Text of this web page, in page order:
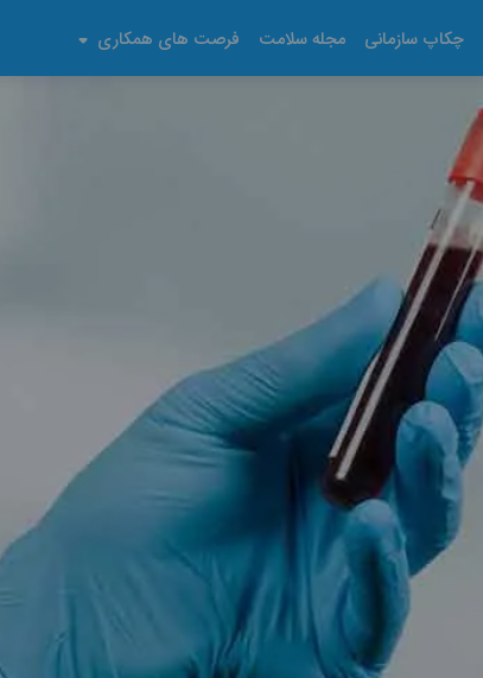
چکاپ سازمانی مجله سلامت فرصت های همکاری